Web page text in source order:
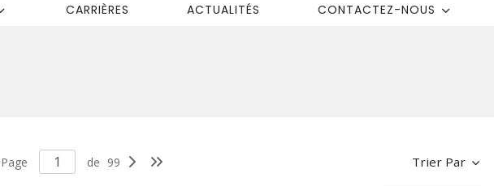
CARRIÈRES ACTUALITÉS CONTACTEZ-NOUS
Trier Par
Page de 99